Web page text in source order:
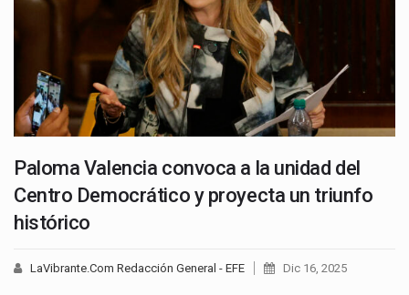
Paloma Valencia convoca a la unidad del
Centro Democrático y proyecta un triunfo
histórico
LaVibrante.Com Redacción General - EFE Dic 16, 2025